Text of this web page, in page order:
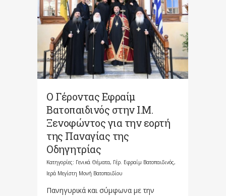
Ο Γέροντας Εφραίμ
Βατοπαιδινός στην Ι.Μ.
Ξενοφώντος για την εορτή
της Παναγίας της
Οδηγητρίας
Κατηγορίες: Γενικά Θέματα, Γέρ. Εφραίμ Βατοπαιδινός,
Ιερά Μεγίστη Μονή Βατοπαιδίου
Πανηγυρικά και σύμφωνα με την